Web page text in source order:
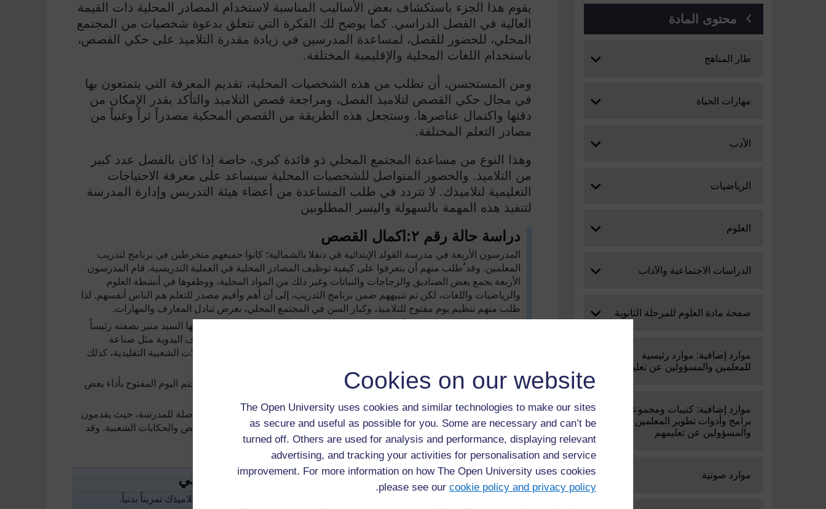
Cookies on our website
The Open University uses cookies and similar technologies to make our sites
as secure and useful as possible for you. Some are necessary and can’t be
turned off. Others are used for analysis and performance, displaying relevant
advertising, and tracking your activities for personalisation and service
improvement. For more information on how The Open University uses cookies
please see our cookie policy and privacy policy
.
محتوى المادة
Expand
طار المناهج
Expand
مهارات الحياة
Expand
الأدب
Expand
الرياضيات
Expand
العلوم
Expand
الدراسات الاجتماعية والآداب
Expand
صفحة مادة العلوم للمرحلة الثانوية
Expand
موارد إضافية: موارد رئيسية
للمعلمين والمسؤولين عن تعليمهم
Expand
موارد إضافية: كتيبات ومجموعة من
برامج وأدوات تطوير المعلمين
والمسؤولين عن تعليمهم
Expand
موارد صوتية
يقوم هذا الجزء باستكشاف بعض الأساليب المناسبة لاستخدام المصادر المحلية ذات القيمة
العالية في الفصل الدراسي. كما يوضح لك الفكرة التي تتعلق بدعوة شخصيات من المجتمع
المحلي، للحضور للفصل، لمساعدة المدرسين في زيادة مقدرة التلاميذ على حكي القصص،
باستخدام اللغات المحلية والإقليمية المختلفة.
ومن المستحسن، أن تطلب من هذه الشخصيات المحلية، تقديم المعرفة التي يتمتعون بها
في مجال حكي القصص لتلاميذ الفصل، ومراجعة قصص التلاميذ والتأكد بقدر الإمكان من
دقتها واكتمال عناصرها. وستجعل هذه الطريقة من القصص المحكية مصدراً ثراً وغنياً من
مصادر التعلم المختلفة.
وهذا النوع من مساعدة المجتمع المحلي ذو فائدة كبرى، خاصة إذا كان بالفصل عدد كبير
من التلاميذ. والحضور المتواصل للشخصيات المحلية سيساعد على معرفة الاحتياجات
التعليمية لتلاميذك. لا تتردد في طلب المساعدة من أعضاء هيئة التدريس وإدارة المدرسة
لتنفيذ هذه المهمة بالسهولة واليسر المطلوبين
دراسة حالة رقم٢: اكمال القصص
المدرسون الأربعة في مدرسة القولد الإبتدائية في دنقلا بالشمالية؛ كانوا جميعهم منخرطين في برنامج لتدريب
المعلمين. وقد ُطلب منهم أن يتعرفوا على كيفية توظيف المصادر المحلية في العملية التدريسية. قام المدرسون
الأربعة بجمع بعض الصناديق والزجاجات والنباتات وغير ذلك من المواد المحلية، ووظفوها في أنشطة العلوم
والرياضيات واللغات، لكن تم تنبيههم ضمن برنامج التدريب، إلى أن أهم وأقيم مصدر للتعلم هم الناس أنفسهم. لذا
طلب منهم تنظيم يوم مفتوح للتلاميذ، وكبار السن في المجتمع المحلي، بغرض تبادل المعارف والمهارات.
ولقد حقق اليوم المفتوح نجاحاً منقطع النظير. بدأ اليوم بنبذة عن تاريخ المدرسة، قدمها السيد منير بصفته رئيساً
لمجلس آباء المدرسة. وقام عدد من كبار السن بتقديم عروض عملية في مجال الحرف اليدوية مثل صناعة
السلال وإعداد الحبال وعمل السبح، كما عرض بعض النساء وصفات لعدد من المأكولات الشعبية التقليدية، كذلك
بعد ذلك جاء دور التلاميذ كي يعرضوا للحاضرين بعضاً مما يتعلمون في المدرسة، ثم ختم اليوم المفتوح بأداء بعض
وكنتيجة لأنشطة اليوم المفتوح، بدأ عدد من الشخصيات المحلية يسجلون زيارات متواصلة للمدرسة، حيث يقدمون
مهاراتهم للأجيال الشابة، ويدربون التلاميذ على الحرف اليدوية المختلفة، وحكي القصص والحكايات الشعبية. وقد
تم لاحقا استخدام هذه المجهودات بمختلف الصور، مثلا وضعها كإطار للبحوث العلمية
نشاط رقم ٢:اختيار المعلمين من "خبراء" المجتمع المحلي
وستعطي تلاميذك تمريناً بدنياً.